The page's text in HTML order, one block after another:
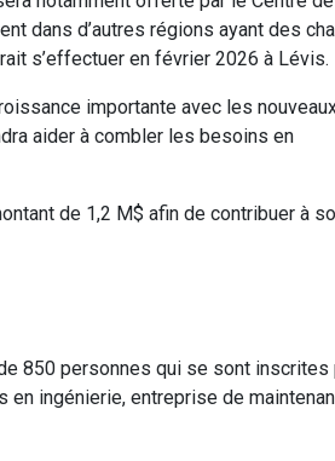
dans d’autres régions ayant des
s’effectuer en février 2026 à Lévis.
importante avec les
aider à combler les besoins en
de 1,2 M$ afin de contribuer à
850 personnes qui se sont inscrites
ingénierie, entreprise de